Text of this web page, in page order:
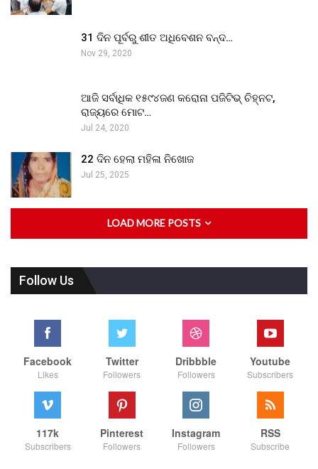
31 ଦିନ ପୂର୍ବରୁ ଶୀତ ଅଧିବେଶନ ବନ୍ଦ…
Nov 29, 2020
ଆଜି ସର୍ବାଧିକ ୧୫୯୪ଜଣ କରୋନା ପଜିଟିଭ୍ ଚିହ୍ନଟ,
ରାଜ୍ୟରେ ମୋଟ…
Jul 24, 2020
22 ଦିନ ହେଲା ମହିଳା ନିଖୋଜ
Jul 25, 2025
LOAD MORE POSTS
Follow Us
Facebook
Likes
Twitter
Followers
Dribbble
Followers
Youtube
Subscribers
117k
Subscribers
Pinterest
Followers
Instagram
Followers
RSS
Subscribe